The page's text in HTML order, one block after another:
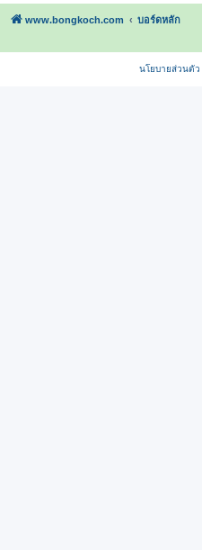
www.bongkoch.com บอร์ดหลัก
นโยบายส่วนตัว